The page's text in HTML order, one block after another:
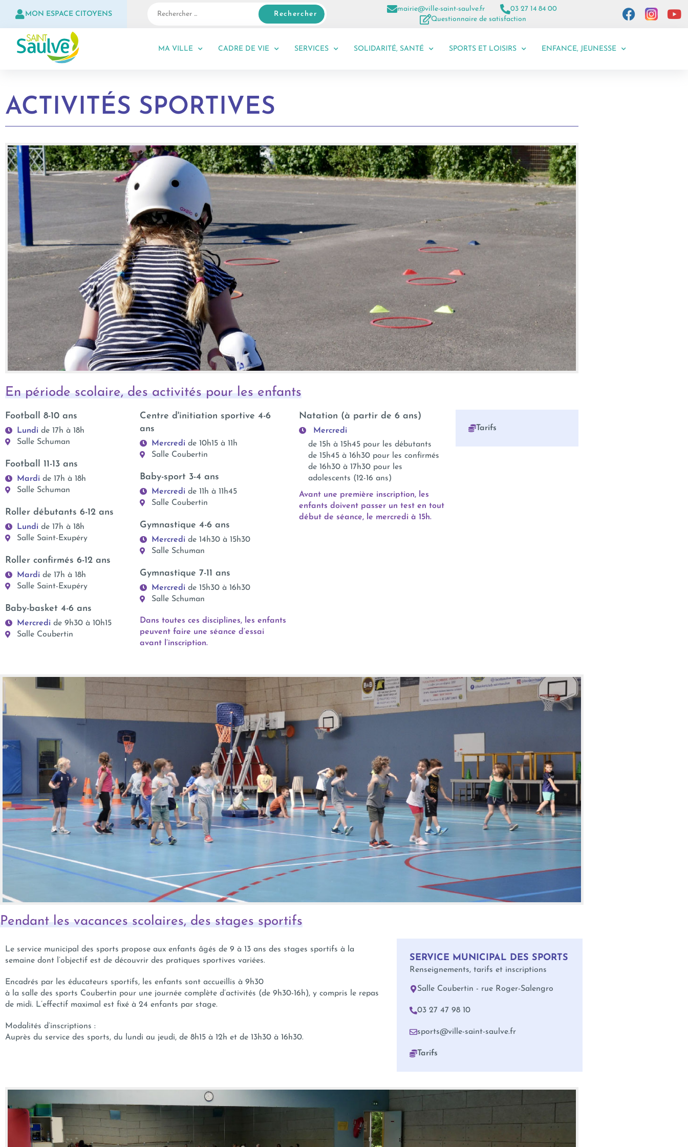
MON ESPACE CITOYENS Rechercher
mairie@ville-saint-saulve.fr
03 27 14 84 00
Questionnaire de satisfaction
MA VILLE CADRE DE VIE SERVICES SOLIDARITÉ, SANTÉ SPORTS ET LOISIRS ENFANCE, JEUNESSE
ACTIVITÉS SPORTIVES
En période scolaire, des activités pour les enfants
Football 8-10 ans
Lundide 17h à 18h
Salle Schuman
Football 11-13 ans
Mardide 17h à 18h
Salle Schuman
Roller débutants 6-12 ans
Lundide 17h à 18h
Salle Saint-Exupéry
Roller confirmés 6-12 ans
Mardide 17h à 18h
Salle Saint-Exupéry
Baby-basket 4-6 ans
Mercredide 9h30 à 10h15
Salle Coubertin
Centre d'initiation sportive 4-6
ans
Mercredide 10h15 à 11h
Salle Coubertin
Baby-sport 3-4 ans
Mercredide 11h à 11h45
Salle Coubertin
Gymnastique 4-6 ans
Mercredide 14h30 à 15h30
Salle Schuman
Gymnastique 7-11 ans
Mercredide 15h30 à 16h30
Salle Schuman
Dans toutes ces disciplines, les enfants
peuvent faire une séance d’essai
avant l’inscription.
Natation (à partir de 6 ans)
Mercredi
de 15h à 15h45 pour les débutants
de 15h45 à 16h30 pour les confirmés
de 16h30 à 17h30 pour les
adolescents (12-16 ans)
Avant une première inscription, les
enfants doivent passer un test en tout
début de séance, le mercredi à 15h.
Tarifs
Pendant les vacances scolaires, des stages sportifs
Le service municipal des sports propose aux enfants âgés de 9 à 13 ans des stages sportifs à la
semaine dont l’objectif est de découvrir des pratiques sportives variées.
Encadrés par les éducateurs sportifs, les enfants sont accueillis à 9h30
à la salle des sports Coubertin pour une journée complète d’activités (de 9h30-16h), y compris le repas
de midi. L’effectif maximal est fixé à 24 enfants par stage.
Modalités d’inscriptions :
Auprès du service des sports, du lundi au jeudi, de 8h15 à 12h et de 13h30 à 16h30.
SERVICE MUNICIPAL DES SPORTS
Renseignements, tarifs et inscriptions
Salle Coubertin - rue Roger-Salengro
03 27 47 98 10
sports@ville-saint-saulve.fr
Tarifs